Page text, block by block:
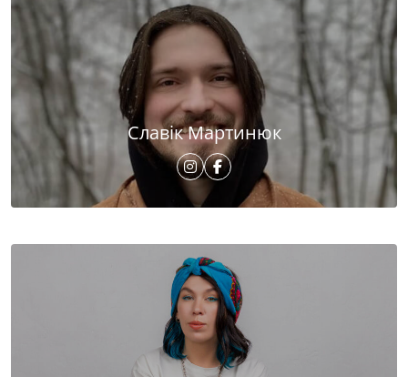
Славік Мартинюк